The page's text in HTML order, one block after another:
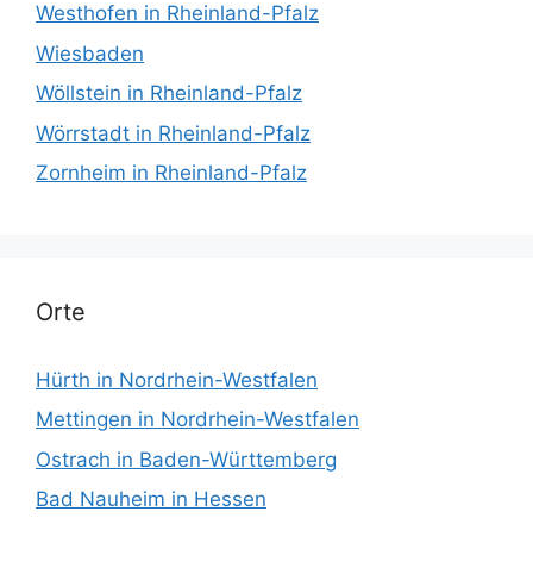
Westhofen in Rheinland-Pfalz
Wiesbaden
Wöllstein in Rheinland-Pfalz
Wörrstadt in Rheinland-Pfalz
Zornheim in Rheinland-Pfalz
Orte
Hürth in Nordrhein-Westfalen
Mettingen in Nordrhein-Westfalen
Ostrach in Baden-Württemberg
Bad Nauheim in Hessen